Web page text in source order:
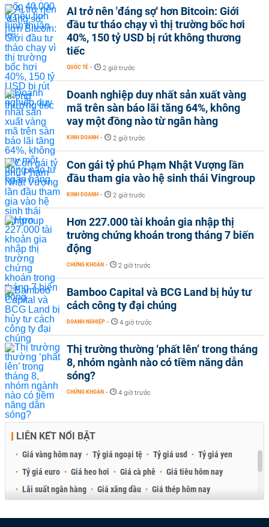
AI trở nên 'đáng sợ' hơn Bitcoin: Giới
đầu tư tháo chạy vì thị trường bốc hơi
40%, 150 tỷ USD bị rút không thương
tiếc
QUỐC TẾ - 2 giờ trước
Doanh nghiệp duy nhất sản xuất vàng
mã trên sàn báo lãi tăng 64%, không
vay một đồng nào từ ngân hàng
KINH DOANH - 2 giờ trước
Con gái tỷ phú Phạm Nhật Vượng lần
đầu tham gia vào hệ sinh thái Vingroup
KINH DOANH - 2 giờ trước
Hơn 227.000 tài khoản gia nhập thị
trường chứng khoán trong tháng 7 biến
động
CHỨNG KHOÁN - 2 giờ trước
Bamboo Capital và BCG Land bị hủy tư
cách công ty đại chúng
DOANH NGHIỆP - 4 giờ trước
Thị trường thường ‘phất lên’ trong tháng
8, nhóm ngành nào có tiềm năng dẫn
sóng?
CHỨNG KHOÁN - 4 giờ trước
LIÊN KẾT NỔI BẬT
Giá vàng hôm nay Tỷ giá ngoại tệ Tỷ giá usd
Tỷ giá yen
Tỷ giá euro
Giá heo hơi Giá cà phê
Giá tiêu hôm nay
Lãi suất ngân hàng
Giá xăng dầu
Giá thép hôm nay